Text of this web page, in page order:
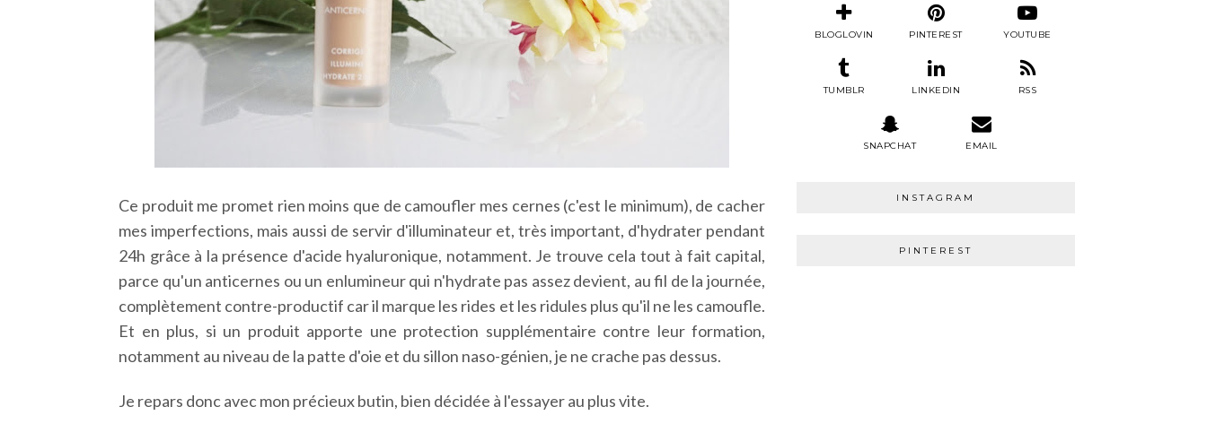
Ce produit me promet rien moins que de camoufler mes cernes (c'est le minimum), de cacher
mes imperfections, mais aussi de servir d'illuminateur et, très important, d'hydrater pendant
24h grâce à la présence d'acide hyaluronique, notamment. Je trouve cela tout à fait capital,
parce qu'un anticernes ou un enlumineur qui n'hydrate pas assez devient, au fil de la journée,
complètement contre-productif car il marque les rides et les ridules plus qu'il ne les camoufle.
Et en plus, si un produit apporte une protection supplémentaire contre leur formation,
notamment au niveau de la patte d'oie et du sillon naso-génien, je ne crache pas dessus.
Je repars donc avec mon précieux butin, bien décidée à l'essayer au plus vite.
BLOGLOVIN PINTEREST YOUTUBE
TUMBLR LINKEDIN RSS
SNAPCHAT EMAIL
INSTAGRAM
PINTEREST